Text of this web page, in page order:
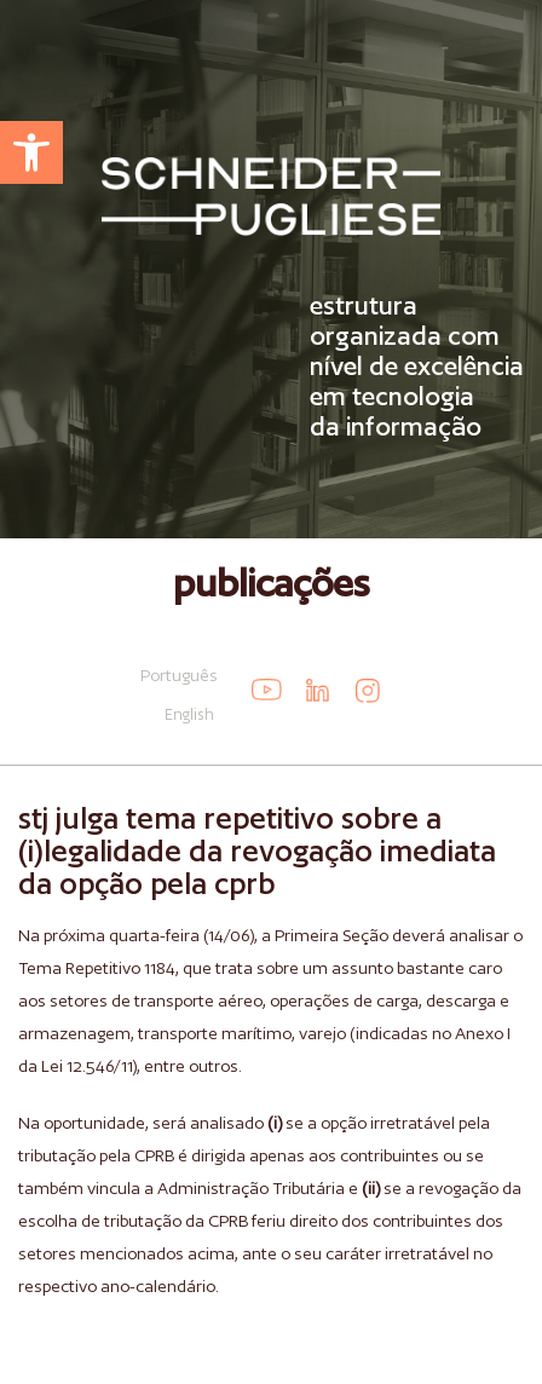
Abrir a barra de ferramentas
estrutura
organizada com
nível de excelência
em tecnologia
da informação
publicações
Português
English
stj julga tema repetitivo sobre a
(i)legalidade da revogação imediata
da opção pela cprb
Na próxima quarta-feira (14/06), a Primeira Seção deverá analisar o
Tema Repetitivo 1184, que trata sobre um assunto bastante caro
aos setores de transporte aéreo, operações de carga, descarga e
armazenagem, transporte marítimo, varejo (indicadas no Anexo I
da Lei 12.546/11), entre outros.
Na oportunidade, será analisado (i)se a opção irretratável pela
tributação pela CPRB é dirigida apenas aos contribuintes ou se
também vincula a Administração Tributária e (ii)se a revogação da
escolha de tributação da CPRB feriu direito dos contribuintes dos
setores mencionados acima, ante o seu caráter irretratável no
respectivo ano-calendário.